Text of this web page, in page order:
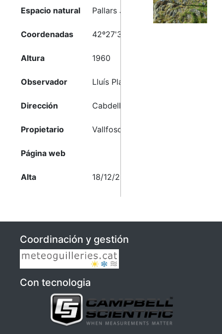
Espacio natural Pallars Jussà
Coordenadas 42º27'39"N - 0º56'56"E
Altura 1960
Observador Lluís Pla-Meteopirineu
Dirección Cabdella
Propietario Vallfosca
Página web
Alta 18/12/2024 18:03
Coordinación y gestión
Con tecnologia